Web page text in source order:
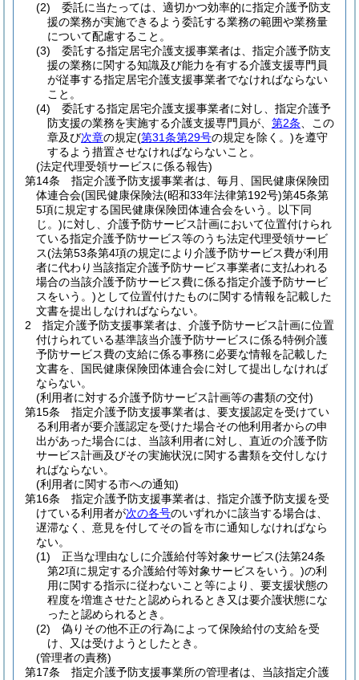
(2)
委託に当たっては、適切かつ効率的に指定介護予防支
援の業務が実施できるよう委託する業務の範囲や業務量
について配慮すること。
(3)
委託する指定居宅介護支援事業者は、指定介護予防支
援の業務に関する知識及び能力を有する介護支援専門員
が従事する指定居宅介護支援事業者でなければならない
こと。
(4)
委託する指定居宅介護支援事業者に対し、指定介護予
防支援の業務を実施する介護支援専門員が、 第2条 、この
章及び次章の規定(第31条第29号の規定を除く。)を遵守
するよう措置させなければならないこと。
(法定代理受領サービスに係る報告)
第14条
指定介護予防支援事業者は、毎月、国民健康保険団
体連合会(国民健康保険法(昭和33年法律第192号)第45条第
5項に規定する国民健康保険団体連合会をいう。以下同
じ。)に対し、介護予防サービス計画において位置付けられ
ている指定介護予防サービス等のうち法定代理受領サービ
ス(法第53条第4項の規定により介護予防サービス費が利用
者に代わり当該指定介護予防サービス事業者に支払われる
場合の当該介護予防サービス費に係る指定介護予防サービ
スをいう。)として位置付けたものに関する情報を記載した
文書を提出しなければならない。
2
指定介護予防支援事業者は、介護予防サービス計画に位置
付けられている基準該当介護予防サービスに係る特例介護
予防サービス費の支給に係る事務に必要な情報を記載した
文書を、国民健康保険団体連合会に対して提出しなければ
ならない。
(利用者に対する介護予防サービス計画等の書類の交付)
第15条
指定介護予防支援事業者は、要支援認定を受けてい
る利用者が要介護認定を受けた場合その他利用者からの申
出があった場合には、当該利用者に対し、直近の介護予防
サービス計画及びその実施状況に関する書類を交付しなけ
ればならない。
(利用者に関する市への通知)
第16条
指定介護予防支援事業者は、指定介護予防支援を受
けている利用者が次の各号のいずれかに該当する場合は、
遅滞なく、意見を付してその旨を市に通知しなければなら
ない。
(1)
正当な理由なしに介護給付等対象サービス(法第24条
第2項に規定する介護給付等対象サービスをいう。)の利
用に関する指示に従わないこと等により、要支援状態の
程度を増進させたと認められるとき又は要介護状態にな
ったと認められるとき。
(2)
偽りその他不正の行為によって保険給付の支給を受
け、又は受けようとしたとき。
(管理者の責務)
第17条
指定介護予防支援事業所の管理者は、当該指定介護